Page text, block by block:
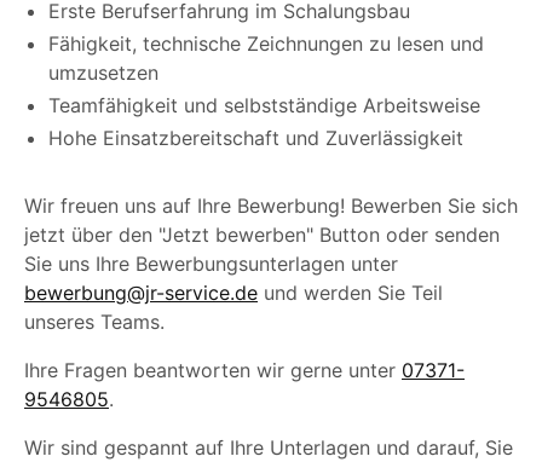
Erste Berufserfahrung im Schalungsbau
Fähigkeit, technische Zeichnungen zu lesen und
umzusetzen
Teamfähigkeit und selbstständige Arbeitsweise
Hohe Einsatzbereitschaft und Zuverlässigkeit
Wir freuen uns auf Ihre Bewerbung! Bewerben Sie sich
jetzt über den "Jetzt bewerben" Button oder senden
Sie uns Ihre Bewerbungsunterlagen unter
bewerbung@jr-service.de und werden Sie Teil
unseres Teams.
Ihre Fragen beantworten wir gerne unter 07371-
9546805.
Wir sind gespannt auf Ihre Unterlagen und darauf, Sie